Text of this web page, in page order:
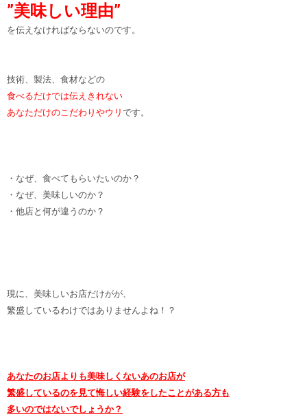
”美味しい理由”
を伝えなければならないのです。
技術、製法、食材などの
食べるだけでは伝えきれない
あなただけのこだわりやウリ です。
・なぜ、食べてもらいたいのか？
・なぜ、美味しいのか？
・他店と何が違うのか？
現に、美味しいお店だけがが、
繁盛しているわけではありませんよね！？
あなたのお店よりも美味しくないあのお店が
繁盛しているのを見て悔しい経験をしたことがある方も
多いのではないでしょうか？